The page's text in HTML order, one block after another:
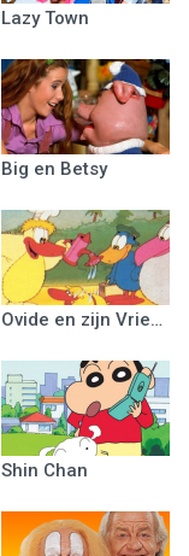
Lazy Town
Big en Betsy
Ovide en zijn Vriendjes
Shin Chan